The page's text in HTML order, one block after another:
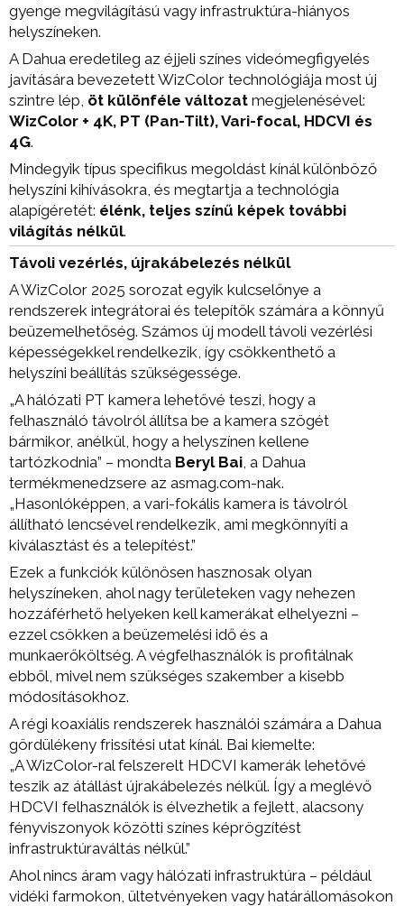
gyenge megvilágítású vagy infrastruktúra-hiányos
helyszíneken.
A Dahua eredetileg az éjjeli színes videómegfigyelés
javítására bevezetett WizColor technológiája most új
szintre lép, öt különféle változat megjelenésével:
WizColor + 4K, PT (Pan-Tilt), Vari-focal, HDCVI és
4G.
Mindegyik típus specifikus megoldást kínál különböző
helyszíni kihívásokra, és megtartja a technológia
alapígéretét: élénk, teljes színű képek további
világítás nélkül.
Távoli vezérlés, újrakábelezés nélkül
A WizColor 2025 sorozat egyik kulcselőnye a
rendszerek integrátorai és telepítők számára a könnyű
beüzemelhetőség. Számos új modell távoli vezérlési
képességekkel rendelkezik, így csökkenthető a
helyszíni beállítás szükségessége.
„A hálózati PT kamera lehetővé teszi, hogy a
felhasználó távolról állítsa be a kamera szögét
bármikor, anélkül, hogy a helyszínen kellene
tartózkodnia” – mondta Beryl Bai , a Dahua
termékmenedzsere az asmag.com-nak.
„Hasonlóképpen, a vari-fokális kamera is távolról
állítható lencsével rendelkezik, ami megkönnyíti a
kiválasztást és a telepítést.”
Ezek a funkciók különösen hasznosak olyan
helyszíneken, ahol nagy területeken vagy nehezen
hozzáférhető helyeken kell kamerákat elhelyezni –
ezzel csökken a beüzemelési idő és a
munkaerőköltség. A végfelhasználók is profitálnak
ebből, mivel nem szükséges szakember a kisebb
módosításokhoz.
A régi koaxiális rendszerek használói számára a Dahua
gördülékeny frissítési utat kínál. Bai kiemelte:
„A WizColor-ral felszerelt HDCVI kamerák lehetővé
teszik az átállást újrakábelezés nélkül. Így a meglévő
HDCVI felhasználók is élvezhetik a fejlett, alacsony
fényviszonyok közötti színes képrögzítést
infrastruktúraváltás nélkül.”
Ahol nincs áram vagy hálózati infrastruktúra – például
vidéki farmokon, ültetvényeken vagy határállomásokon